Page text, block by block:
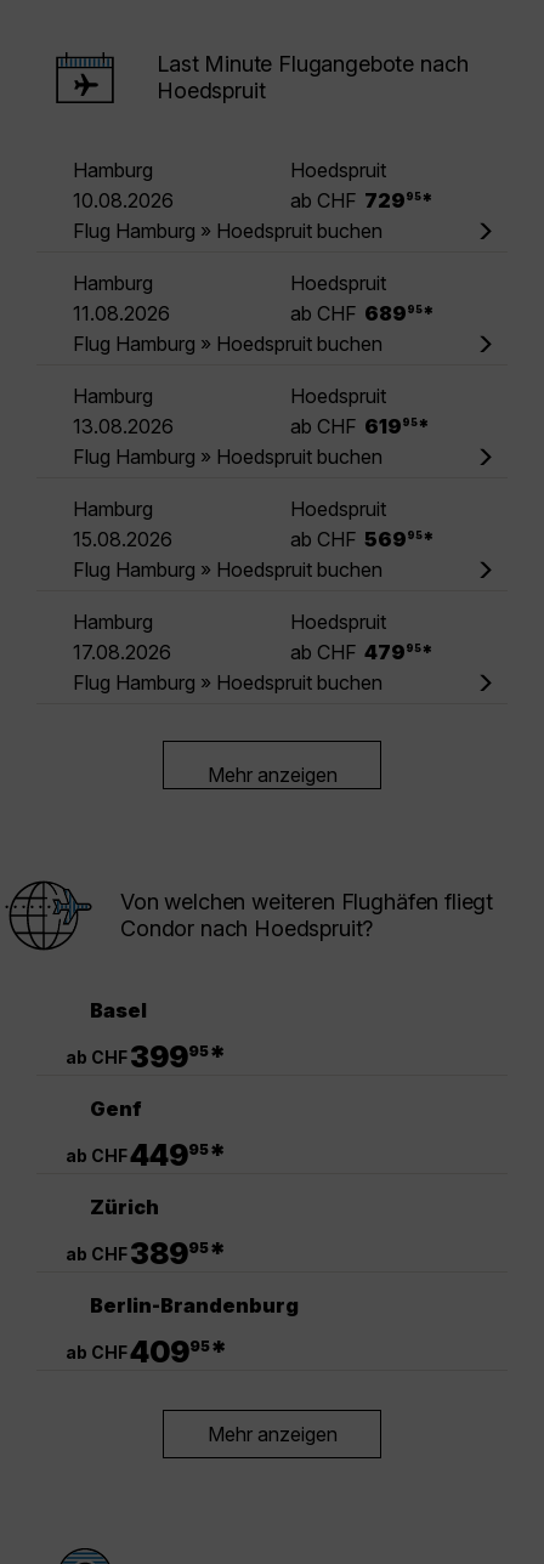
Last Minute Flugangebote nach
Hoedspruit
Hamburg
Hoedspruit
10.08.2026
ab CHF 729 95 *
Flug Hamburg » Hoedspruit buchen
Hamburg
Hoedspruit
11.08.2026
ab CHF 689 95 *
Flug Hamburg » Hoedspruit buchen
Hamburg
Hoedspruit
13.08.2026
ab CHF 619 95 *
Flug Hamburg » Hoedspruit buchen
Hamburg
Hoedspruit
15.08.2026
ab CHF 569 95 *
Flug Hamburg » Hoedspruit buchen
Hamburg
Hoedspruit
17.08.2026
ab CHF 479 95 *
Flug Hamburg » Hoedspruit buchen
Mehr anzeigen
Von welchen weiteren Flughäfen fliegt
Condor nach Hoedspruit?
Basel
ab CHF39995*
Genf
ab CHF44995*
Zürich
ab CHF38995*
Berlin-Brandenburg
ab CHF40995*
Mehr anzeigen